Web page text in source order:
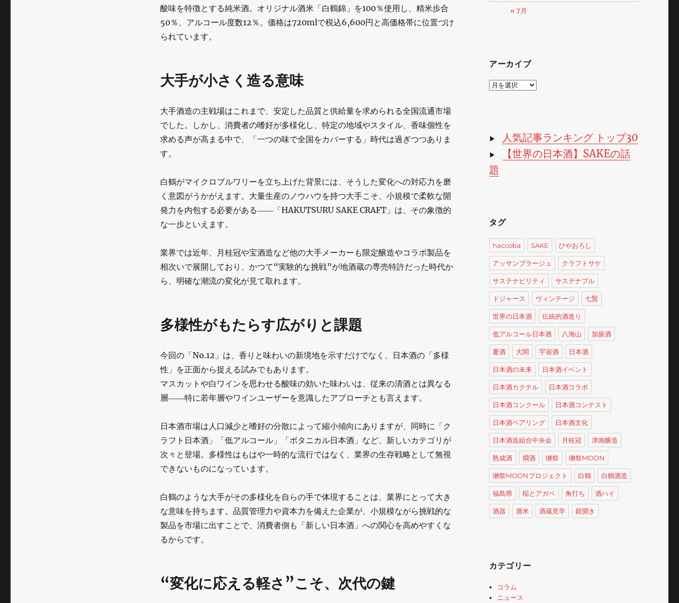
酸味を特徴とする純米酒。オリジナル酒米「白鶴錦」を100％使用し、精米歩合
50％、アルコール度数12％。価格は720mlで税込6,600円と高価格帯に位置づけ
られています。
大手が小さく造る意味
大手酒造の主戦場はこれまで、安定した品質と供給量を求められる全国流通市場
でした。しかし、消費者の嗜好が多様化し、特定の地域やスタイル、香味個性を
求める声が高まる中で、「一つの味で全国をカバーする」時代は過ぎつつありま
す。
白鶴がマイクロブルワリーを立ち上げた背景には、そうした変化への対応力を磨
く意図がうかがえます。大量生産のノウハウを持つ大手こそ、小規模で柔軟な開
発力を内包する必要がある――「HAKUTSURU SAKE CRAFT」は、その象徴的
な一歩といえます。
業界では近年、月桂冠や宝酒造など他の大手メーカーも限定醸造やコラボ製品を
相次いで展開しており、かつて“実験的な挑戦”が地酒蔵の専売特許だった時代か
ら、明確な潮流の変化が見て取れます。
多様性がもたらす広がりと課題
今回の「No.12」は、香りと味わいの新境地を示すだけでなく、日本酒の「多様
性」を正面から捉える試みでもあります。
マスカットや白ワインを思わせる酸味の効いた味わいは、従来の清酒とは異なる
層――特に若年層やワインユーザーを意識したアプローチとも言えます。
日本酒市場は人口減少と嗜好の分散によって縮小傾向にありますが、同時に「ク
ラフト日本酒」「低アルコール」「ボタニカル日本酒」など、新しいカテゴリが
次々と登場。多様性はもはや一時的な流行ではなく、業界の生存戦略として無視
できないものになっています。
白鶴のような大手がその多様化を自らの手で体現することは、業界にとって大き
な意味を持ちます。品質管理力や資本力を備えた企業が、小規模ながら挑戦的な
製品を市場に出すことで、消費者側も「新しい日本酒」への関心を高めやすくな
るからです。
“変化に応える軽さ”こそ、次代の鍵
« 7月
アーカイブ
ア
▶
人気記事ランキング トップ30
▶
【世界の日本酒】SAKEの話
題
タグ
haccoba SAKE ひやおろし
アッサンブラージュ クラフトサケ
サステナビリティ サステナブル
ドジャース ヴィンテージ 七賢
世界の日本酒 伝統的酒造り
低アルコール日本酒 八海山 加振酒
夏酒 大関 宇宙酒 日本酒
日本酒の未来 日本酒イベント
日本酒カクテル 日本酒コラボ
日本酒コンクール 日本酒コンテスト
日本酒ペアリング 日本酒文化
日本酒造組合中央会 月桂冠 津南醸造
熟成酒 燗酒 獺祭 獺祭MOON
獺祭MOONプロジェクト 白鶴 白鶴酒造
福島県 稲とアガベ 角打ち 酒ハイ
酒器 酒米 酒蔵見学 鏡開き
カテゴリー
コラム
ニュース